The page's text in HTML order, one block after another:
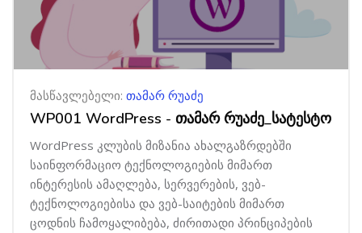
მასწავლებელი: თამარ რუაძე
WP001 WordPress - თამარ რუაძე_სატესტო
WordPress კლუბის მიზანია ახალგაზრდებში
საინფორმაციო ტექნოლოგიების მიმართ
ინტერესის ამაღლება, სერვერების, ვებ-
ტექნოლოგიებისა და ვებ-საიტების მიმართ
ცოდნის ჩამოყალიბება, ძირითადი პრინციპების